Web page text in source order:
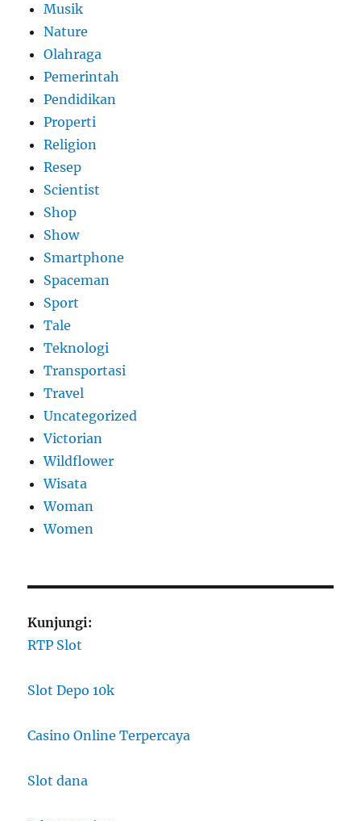
Musik
Nature
Olahraga
Pemerintah
Pendidikan
Properti
Religion
Resep
Scientist
Shop
Show
Smartphone
Spaceman
Sport
Tale
Teknologi
Transportasi
Travel
Uncategorized
Victorian
Wildflower
Wisata
Woman
Women
Kunjungi:
RTP Slot
Slot Depo 10k
Casino Online Terpercaya
Slot dana